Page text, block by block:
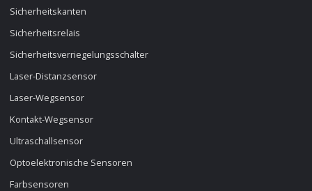
Sicherheitskanten
Sicherheitsrelais
Sicherheitsverriegelungsschalter
Laser-Distanzsensor
Laser-Wegsensor
Kontakt-Wegsensor
Ultraschallsensor
Optoelektronische Sensoren
Farbsensoren